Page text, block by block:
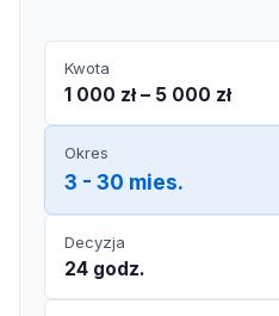
Kwota
1 000 zł – 5 000 zł
Okres
3 - 30 mies.
Decyzja
24 godz.